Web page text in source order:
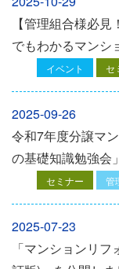
【管理組合様必
でもわかるマンシ
イベント セ
2025-09-26
令和7年度分譲マ
の基礎知識勉強会
セミナー 管
2025-07-23
「マンションリ